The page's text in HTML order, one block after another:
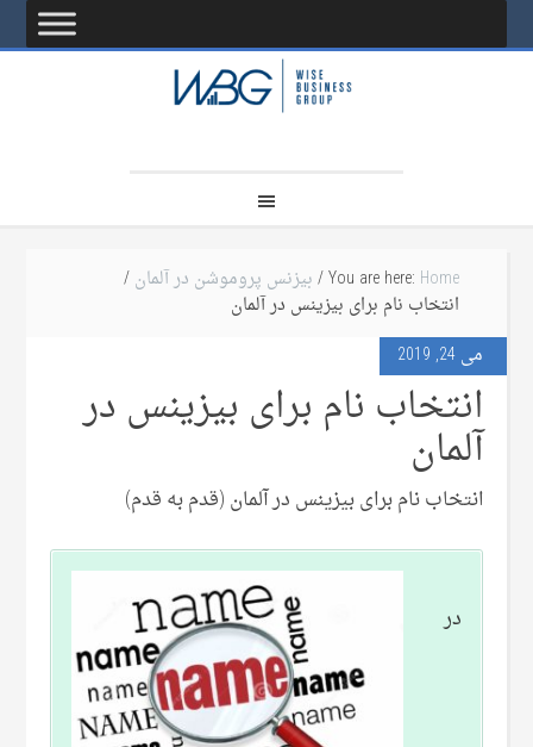
You are here: Home
/بیزنس پروموشن در آلمان/
انتخاب نام برای بیزینس در آلمان
می 24, 2019
انتخاب نام برای بیزینس در
آلمان
انتخاب نام برای بیزینس در آلمان (قدم به قدم)
در